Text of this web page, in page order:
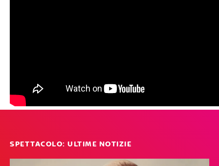
SPETTACOLO: ULTIME NOTIZIE